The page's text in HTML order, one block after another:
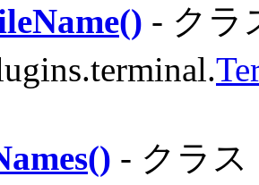
- クラ
- クラス